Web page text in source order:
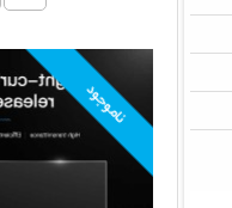
ناموجود